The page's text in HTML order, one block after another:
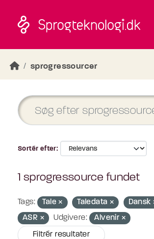
sprogressourcer
Sortér efter
1 sprogressource fundet
Tags: Tale Taledata Dansk
ASR
Udgivere: Alvenir
Filtrér resultater